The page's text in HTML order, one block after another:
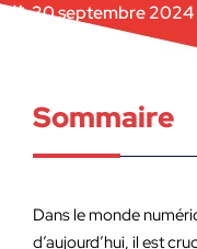
30 septembre 2024
Sommaire
Dans le monde
d’aujourd’hui, il est